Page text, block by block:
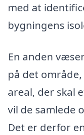
med at
bygningens
En anden
på det
areal, der skal
vil de samlede
Det er derfor